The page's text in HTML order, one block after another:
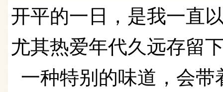
开平的一日， 是我一直
尤其热爱年代久远存留
一种特别的味道，会带